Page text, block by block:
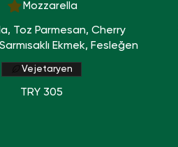
Mozzarella
Toz Parmesan, Cherry
Ekmek, Fesleğen
TRY 305
Vejetaryen